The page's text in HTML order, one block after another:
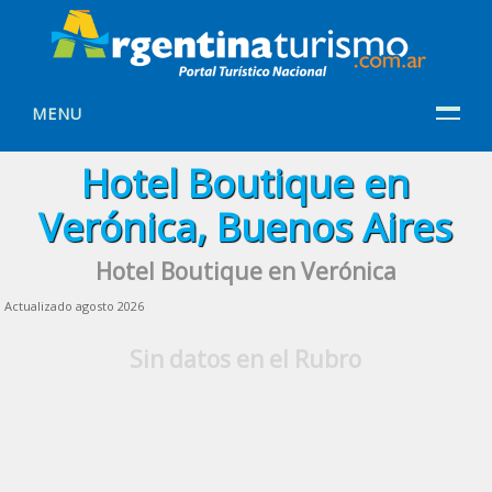
MENU
Hotel Boutique en
Verónica, Buenos Aires
Hotel Boutique en Verónica
Actualizado agosto 2026
Sin datos en el Rubro